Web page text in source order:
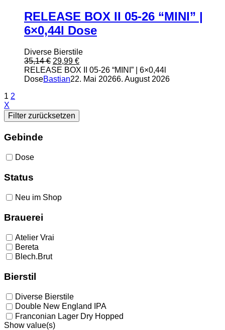
RELEASE BOX II 05-26 “MINI” |
6×0,44l Dose
Diverse Bierstile
35,14€ Ursprünglicher
Preis
war:
29,99 €Aktueller
Preis
ist:
RELEASE BOX II 05-26 “MINI” | 6×0,44l
DoseBastian22. Mai 20266. August 2026
1 2
X
Filter zurücksetzen
Gebinde
Dose
Status
Neu im Shop
Brauerei
Atelier Vrai
Bereta
Blech.Brut
Bierstil
Diverse Bierstile
Double New England IPA
Franconian Lager Dry Hopped
Show value(s)